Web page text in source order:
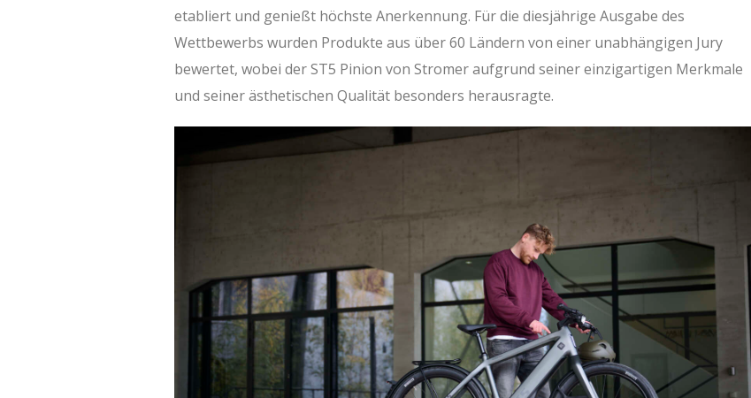
etabliert und genießt höchste Anerkennung. Für die diesjährige Ausgabe des
Wettbewerbs wurden Produkte aus über 60 Ländern von einer unabhängigen Jury
bewertet, wobei der ST5 Pinion von Stromer aufgrund seiner einzigartigen Merkmale
und seiner ästhetischen Qualität besonders herausragte.